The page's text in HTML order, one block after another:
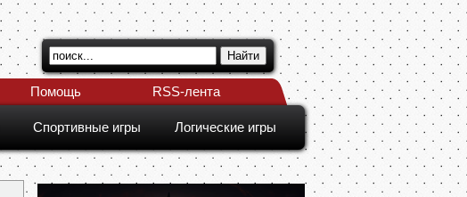
Помощь RSS-лента
Спортивные игры Логические игры